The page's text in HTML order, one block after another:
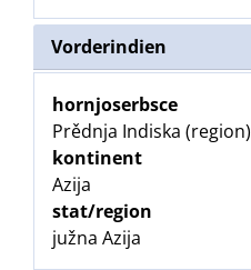
Vorderindien
hornjoserbsce
Prědnja Indiska (region)
kontinent
Azija
stat/region
južna Azija